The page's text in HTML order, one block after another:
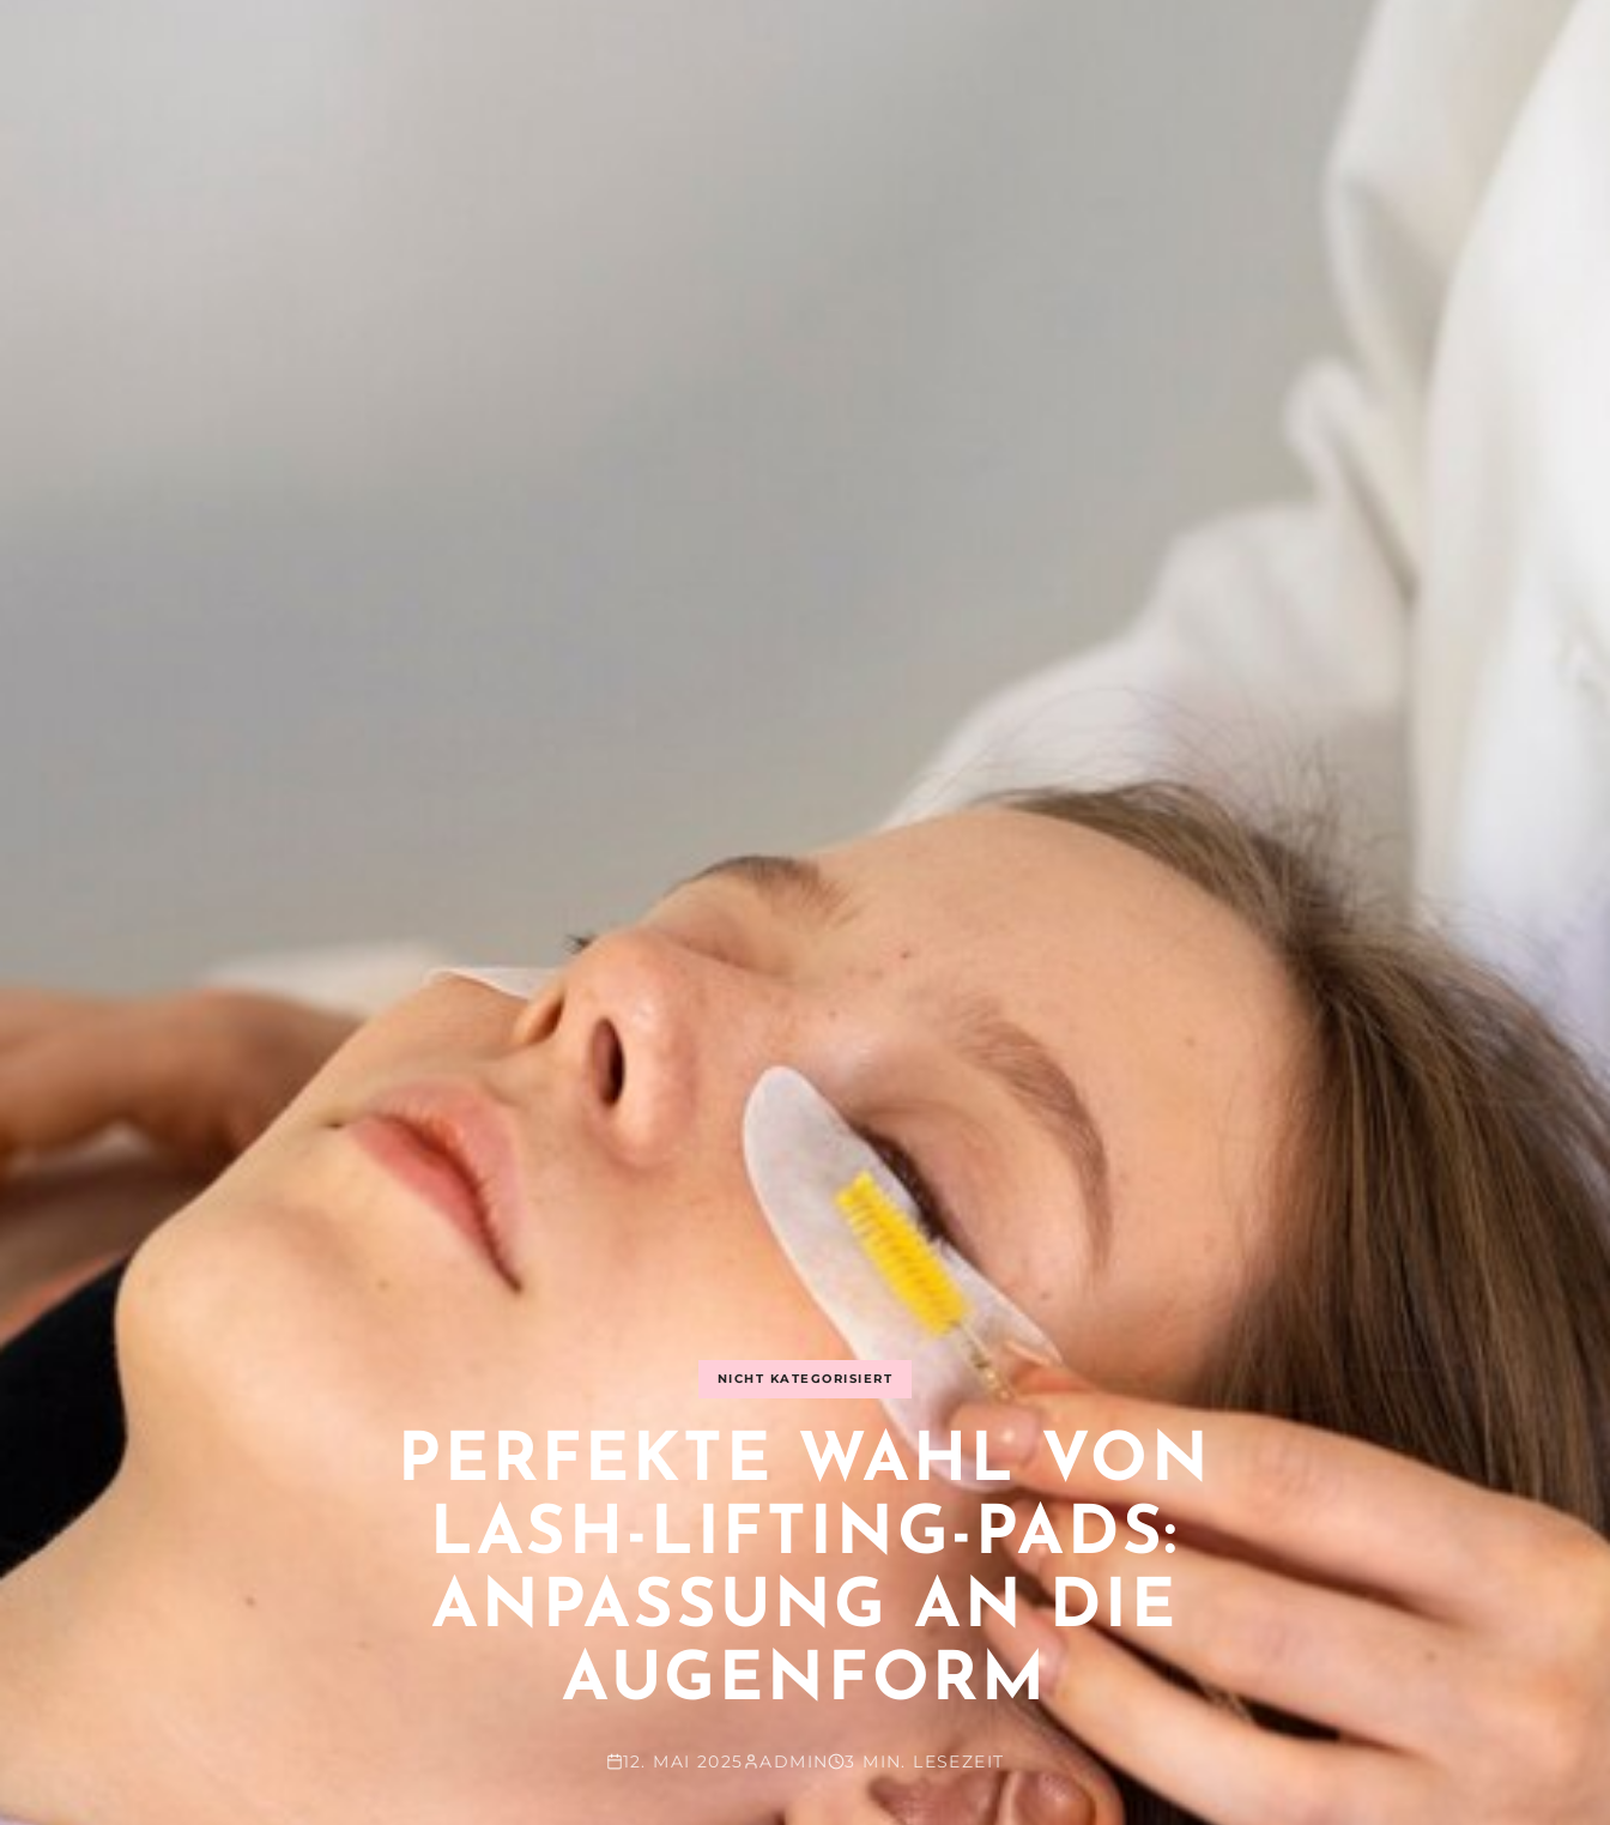
NICHT KATEGORISIERT
PERFEKTE WAHL VON
LASH-LIFTING-PADS:
ANPASSUNG AN DIE
AUGENFORM
12. MAI 2025 ADMIN 3 MIN. LESEZEIT